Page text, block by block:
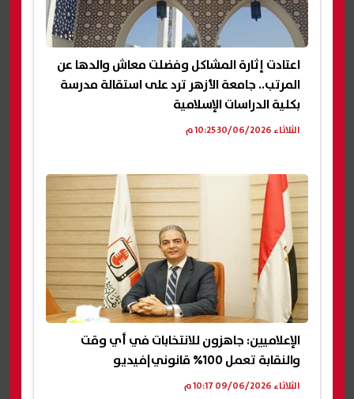
اعتادت إثارة المشاكل وفضلت معاش والدها عن
المرتب.. جامعة الأزهر ترد على استقالة مدرسة
بكلية الدراسات الإسلامية
الثلاثاء 30/06/2026 10:25 م
الإعلاميين: جاهزون للانتخابات في أي وقت
والنقابة تعمل 100% قانوني|فيديو
الثلاثاء 09/06/2026 10:17 م